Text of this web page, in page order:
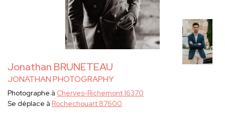
Jonathan BRUNETEAU
JONATHAN PHOTOGRAPHY
Photographe à Cherves-Richemont 16370
Se déplace à Rochechouart 87600